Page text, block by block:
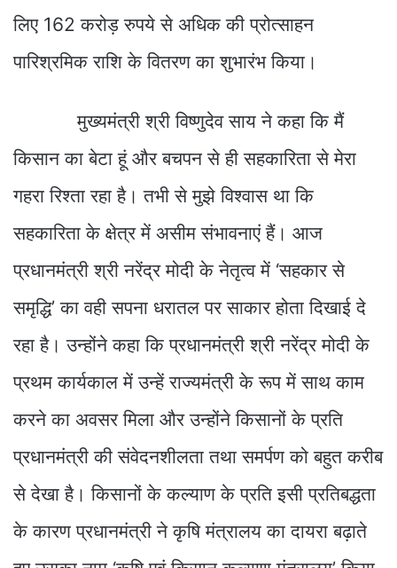
लिए 162 करोड़ रुपये से अधिक की प्रोत्साहन
पारिश्रमिक राशि के वितरण का शुभारंभ किया।
मुख्यमंत्री श्री विष्णुदेव साय ने कहा कि मैं
किसान का बेटा हूं और बचपन से ही सहकारिता से मेरा
गहरा रिश्ता रहा है। तभी से मुझे विश्वास था कि
सहकारिता के क्षेत्र में असीम संभावनाएं हैं। आज
प्रधानमंत्री श्री नरेंद्र मोदी के नेतृत्व में ‘सहकार से
समृद्धि’ का वही सपना धरातल पर साकार होता दिखाई दे
रहा है। उन्होंने कहा कि प्रधानमंत्री श्री नरेंद्र मोदी के
प्रथम कार्यकाल में उन्हें राज्यमंत्री के रूप में साथ काम
करने का अवसर मिला और उन्होंने किसानों के प्रति
प्रधानमंत्री की संवेदनशीलता तथा समर्पण को बहुत करीब
से देखा है। किसानों के कल्याण के प्रति इसी प्रतिबद्धता
के कारण प्रधानमंत्री ने कृषि मंत्रालय का दायरा बढ़ाते